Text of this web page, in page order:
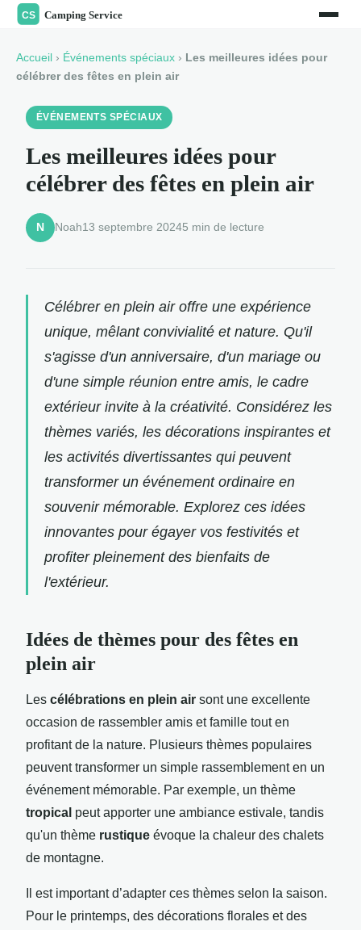
Accueil › Événements spéciaux › Les meilleures idées pour
célébrer des fêtes en plein air
ÉVÉNEMENTS SPÉCIAUX
Les meilleures idées pour
célébrer des fêtes en plein air
N Noah13 septembre 20245 min de lecture
Célébrer en plein air offre une expérience
unique, mêlant convivialité et nature. Qu'il
s'agisse d'un anniversaire, d'un mariage ou
d'une simple réunion entre amis, le cadre
extérieur invite à la créativité. Considérez les
thèmes variés, les décorations inspirantes et
les activités divertissantes qui peuvent
transformer un événement ordinaire en
souvenir mémorable. Explorez ces idées
innovantes pour égayer vos festivités et
profiter pleinement des bienfaits de
l'extérieur.
Idées de thèmes pour des fêtes en
plein air
Les célébrations en plein air sont une excellente
occasion de rassembler amis et famille tout en
profitant de la nature. Plusieurs thèmes populaires
peuvent transformer un simple rassemblement en un
événement mémorable. Par exemple, un thème
tropical peut apporter une ambiance estivale, tandis
qu'un thème rustique évoque la chaleur des chalets
de montagne.
Il est important d’adapter ces thèmes selon la saison.
Pour le printemps, des décorations florales et des